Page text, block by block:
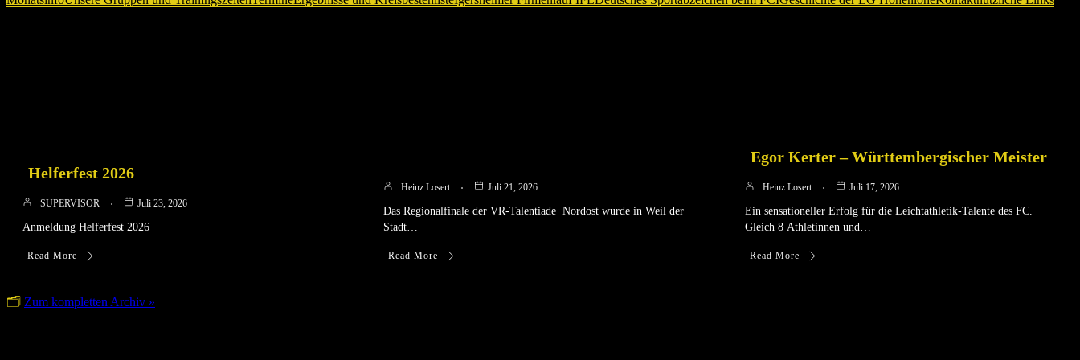
Helferfest 2026
SUPERVISOR Juli 23, 2026
Anmeldung Helferfest 2026
Read More
Heinz Losert Juli 21, 2026
Das Regionalfinale der VR-Talentiade Nordost wurde in Weil der
Stadt…
Read More
Egor Kerter – Württembergischer Meister
Heinz Losert Juli 17, 2026
Ein sensationeller Erfolg für die Leichtathletik-Talente des FC.
Gleich 8 Athletinnen und…
Read More
🗂 Zum kompletten Archiv »